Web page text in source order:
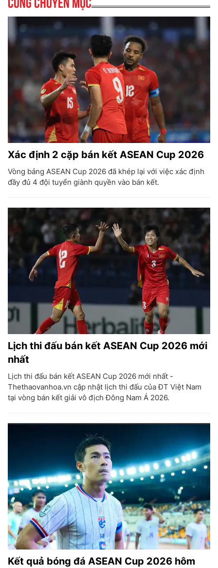
Xác định 2 cặp bán kết ASEAN Cup 2026
Vòng bảng ASEAN Cup 2026 đã khép lại với việc xác định
đầy đủ 4 đội tuyển giành quyền vào bán kết.
Lịch thi đấu bán kết ASEAN Cup 2026 mới
nhất
Lịch thi đấu bán kết ASEAN Cup 2026 mới nhất -
Thethaovanhoa.vn cập nhật lịch thi đấu của ĐT Việt Nam
tại vòng bán kết giải vô địch Đông Nam Á 2026.
Kết quả bóng đá ASEAN Cup 2026 hôm